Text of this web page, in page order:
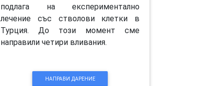
подлага на експериментално
лечение със стволови клетки в
Турция. До този момент сме
направили четири вливания.
НАПРАВИ ДАРЕНИЕ